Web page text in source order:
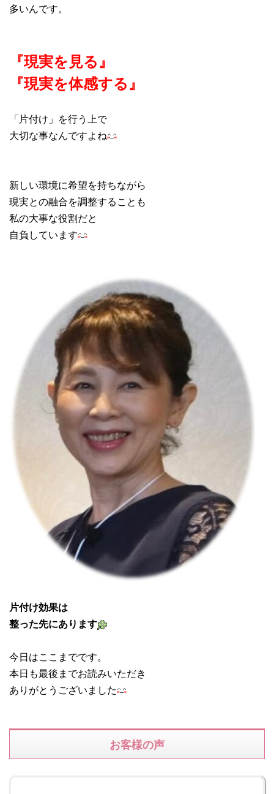
多いんです。
『現実を見る』
『現実を体感する』
「片付け」を行う上で
大切な事なんですよね
新しい環境に希望を持ちながら
現実との融合を調整することも
私の大事な役割だと
自負しています
片付け効果は
整った先にあります
今日はここまでです。
本日も最後までお読みいただき
ありがとうございました
お客様の声